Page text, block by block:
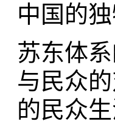
中国的
苏东体
与民众
的民众